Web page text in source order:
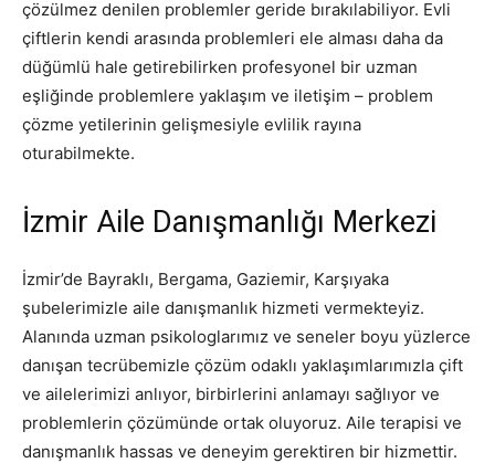
çözülmez denilen problemler geride bırakılabiliyor. Evli
çiftlerin kendi arasında problemleri ele alması daha da
düğümlü hale getirebilirken profesyonel bir uzman
eşliğinde problemlere yaklaşım ve iletişim – problem
çözme yetilerinin gelişmesiyle evlilik rayına
oturabilmekte.
İzmir Aile Danışmanlığı Merkezi
İzmir’de Bayraklı, Bergama, Gaziemir, Karşıyaka
şubelerimizle aile danışmanlık hizmeti vermekteyiz.
Alanında uzman psikologlarımız ve seneler boyu yüzlerce
danışan tecrübemizle çözüm odaklı yaklaşımlarımızla çift
ve ailelerimizi anlıyor, birbirlerini anlamayı sağlıyor ve
problemlerin çözümünde ortak oluyoruz. Aile terapisi ve
danışmanlık hassas ve deneyim gerektiren bir hizmettir.